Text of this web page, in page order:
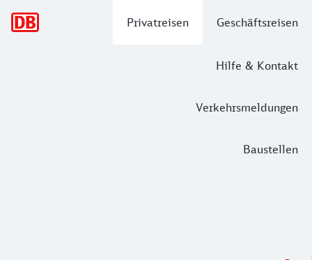
Privatreisen Geschäftsreisen
Hilfe & Kontakt
Verkehrsmeldungen
Baustellen